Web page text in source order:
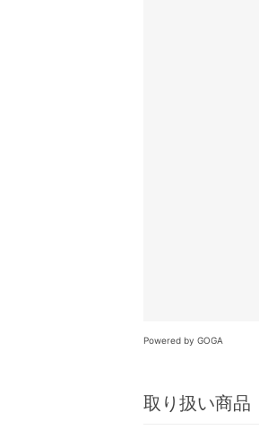
Powered by GOGA
取り扱い商品